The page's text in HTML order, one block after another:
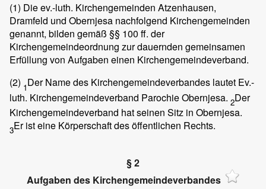
(1) Die ev.-luth. Kirchengemeinden Atzenhausen,
Dramfeld und Obernjesa nachfolgend Kirchengemeinden
genannt, bilden gemäß §§ 100 ff. der
Kirchengemeindeordnung zur dauernden gemeinsamen
Erfüllung von Aufgaben einen Kirchengemeindeverband.
(2) 1Der Name des Kirchengemeindeverbandes lautet Ev.-
luth. Kirchengemeindeverband Parochie Obernjesa. 2Der
Kirchengemeindeverband hat seinen Sitz in Obernjesa.
3Er ist eine Körperschaft des öffentlichen Rechts.
§ 2
Aufgaben des Kirchengemeindeverbandes